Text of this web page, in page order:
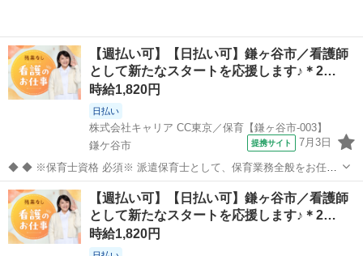
【週払い可】【日払い可】鎌ヶ谷市／看護師
として新たなスタートを応援します♪＊2…
時給1,820円
日払い
株式会社キャリア CC東京／保育【鎌ヶ谷市-003】
鎌ケ谷市
提携サイト 7月3日
◆ ◆ ※保育士資格 必須※ 派遣保育士として、保育業務全般をお任せ
します。 【主な業務内容】 クラス担任業務 子どもたちの見守り・生
活支援 遊びや活動のサポート ピアノ演奏や歌・季節行事の補助 連絡
帳の記入などの事...
千葉 鎌ケ谷市 その他
【週払い可】【日払い可】鎌ヶ谷市／看護師
として新たなスタートを応援します♪＊2…
時給1,820円